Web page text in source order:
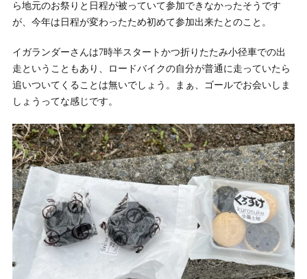
ら地元のお祭りと日程が被っていて参加できなかったそうです
が、今年は日程が変わったため初めて参加出来たとのこと。
イガランダーさんは7時半スタートかつ折りたたみ小径車での出
走ということもあり、ロードバイクの自分が普通に走っていたら
追いついてくることは無いでしょう。まぁ、ゴールでお会いしま
しょうってな感じです。